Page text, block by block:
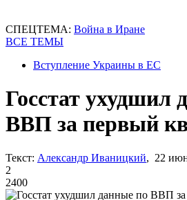
СПЕЦТЕМА: Война в Иране
ВСЕ ТЕМЫ
Вступление Украины в ЕС
Госстат ухудшил
ВВП за первый
Текст: Александр Иваницкий, 22
2
2400